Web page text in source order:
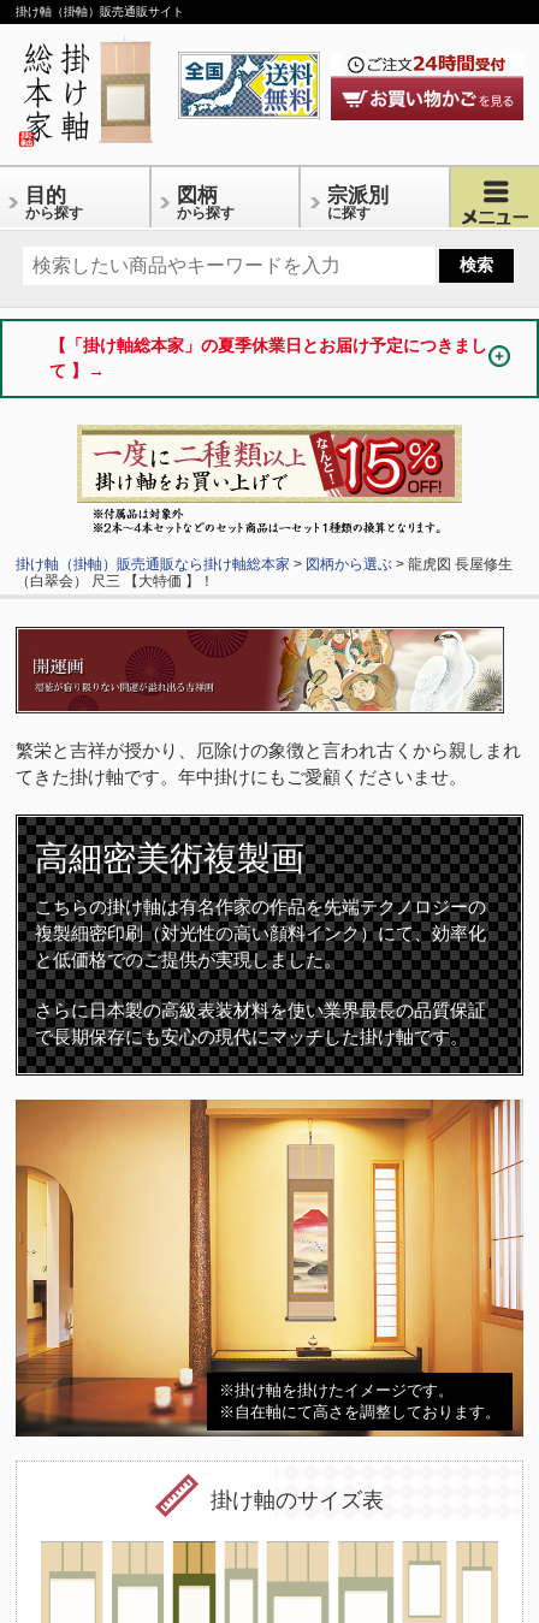
掛け軸（掛軸）販売通販サイト
目的
から探す
図柄
から探す
宗派別
に探す
【「掛け軸総本家」の夏季休業日とお届け予定につきまし
て 】→
掛け軸（掛軸）販売通販なら掛け軸総本家 > 図柄から選ぶ > 龍虎図 長屋修生
（白翠会） 尺三 【大特価 】！
繁栄と吉祥が授かり、厄除けの象徴と言われ古くから親しまれ
てきた掛け軸です。年中掛けにもご愛顧くださいませ。
高細密美術複製画
こちらの掛け軸は有名作家の作品を先端テクノロジーの
複製細密印刷（対光性の高い顔料インク）にて、効率化
と低価格でのご提供が実現しました。
さらに日本製の高級表装材料を使い業界最長の品質保証
で長期保存にも安心の現代にマッチした掛け軸です。
※掛け軸を掛けたイメージです。
※自在軸にて高さを調整しております。
掛け軸のサイズ表